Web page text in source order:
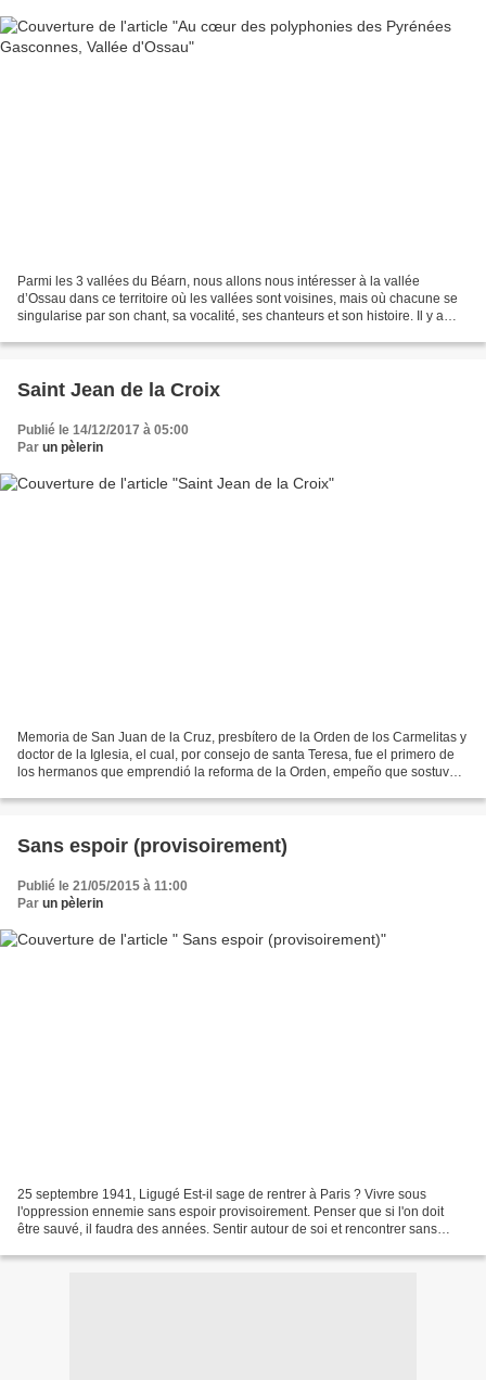
Parmi les 3 vallées du Béarn, nous allons nous intéresser à la vallée
d’Ossau dans ce territoire où les vallées sont voisines, mais où chacune se
singularise par son chant, sa vocalité, ses chanteurs et son histoire. Il y a
Saint Jean de la Croix
Publié le 14/12/2017 à 05:00
Par un pèlerin
Memoria de San Juan de la Cruz, presbítero de la Orden de los Carmelitas y
doctor de la Iglesia, el cual, por consejo de santa Teresa, fue el primero de
los hermanos que emprendió la reforma de la Orden, empeño que sostuvo
Sans espoir (provisoirement)
Publié le 21/05/2015 à 11:00
Par un pèlerin
25 septembre 1941, Ligugé Est-il sage de rentrer à Paris ? Vivre sous
l'oppression ennemie sans espoir provisoirement. Penser que si l'on doit
être sauvé, il faudra des années. Sentir autour de soi et rencontrer sans